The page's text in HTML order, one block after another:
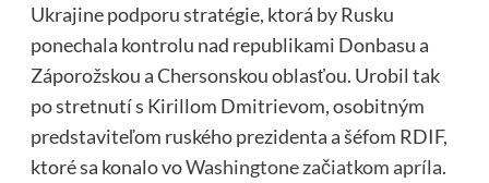
Ukrajine podporu stratégie, ktorá by Rusku
ponechala kontrolu nad republikami Donbasu a
Záporožskou a Chersonskou oblasťou. Urobil tak
po stretnutí s Kirillom Dmitrievom, osobitným
predstaviteľom ruského prezidenta a šéfom RDIF,
ktoré sa konalo voWashingtone začiatkom apríla.